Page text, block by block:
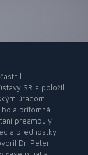
SR a položil
úradom
prítomná
preambuly
a prednostky
Dr. Peter